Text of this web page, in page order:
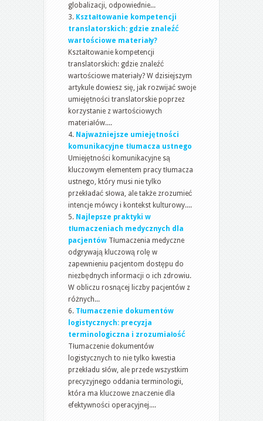
globalizacji, odpowiednie...
Kształtowanie kompetencji
translatorskich: gdzie znaleźć
wartościowe materiały?
Kształtowanie kompetencji
translatorskich: gdzie znaleźć
wartościowe materiały? W dzisiejszym
artykule dowiesz się, jak rozwijać swoje
umiejętności translatorskie poprzez
korzystanie z wartościowych
materiałów....
Najważniejsze umiejętności
komunikacyjne tłumacza ustnego
Umiejętności komunikacyjne są
kluczowym elementem pracy tłumacza
ustnego, który musi nie tylko
przekładać słowa, ale także zrozumieć
intencje mówcy i kontekst kulturowy....
Najlepsze praktyki w
tłumaczeniach medycznych dla
pacjentów Tłumaczenia medyczne
odgrywają kluczową rolę w
zapewnieniu pacjentom dostępu do
niezbędnych informacji o ich zdrowiu.
W obliczu rosnącej liczby pacjentów z
różnych...
Tłumaczenie dokumentów
logistycznych: precyzja
terminologiczna i zrozumiałość
Tłumaczenie dokumentów
logistycznych to nie tylko kwestia
przekładu słów, ale przede wszystkim
precyzyjnego oddania terminologii,
która ma kluczowe znaczenie dla
efektywności operacyjnej....